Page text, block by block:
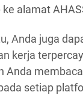
ke alamat
Anda juga
kerja
Anda
setiap